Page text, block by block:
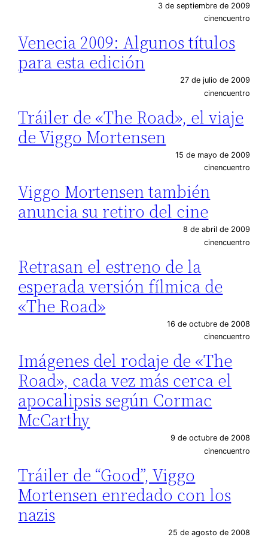
3 de septiembre de 2009
cinencuentro
Venecia 2009: Algunos títulos
para esta edición
27 de julio de 2009
cinencuentro
Tráiler de «The Road», el viaje
de Viggo Mortensen
15 de mayo de 2009
cinencuentro
Viggo Mortensen también
anuncia su retiro del cine
8 de abril de 2009
cinencuentro
Retrasan el estreno de la
esperada versión fílmica de
«The Road»
16 de octubre de 2008
cinencuentro
Imágenes del rodaje de «The
Road», cada vez más cerca el
apocalipsis según Cormac
McCarthy
9 de octubre de 2008
cinencuentro
Tráiler de “Good”, Viggo
Mortensen enredado con los
nazis
25 de agosto de 2008